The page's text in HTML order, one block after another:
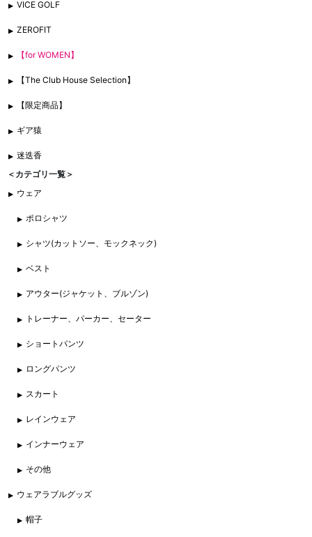
VICE GOLF
ZEROFIT
【for WOMEN】
【The Club House Selection】
【限定商品】
ギア猿
迷迭香
＜カテゴリ一覧＞
ウェア
ポロシャツ
シャツ(カットソー、モックネック)
ベスト
アウター(ジャケット、ブルゾン)
トレーナー、パーカー、セーター
ショートパンツ
ロングパンツ
スカート
レインウェア
インナーウェア
その他
ウェアラブルグッズ
帽子